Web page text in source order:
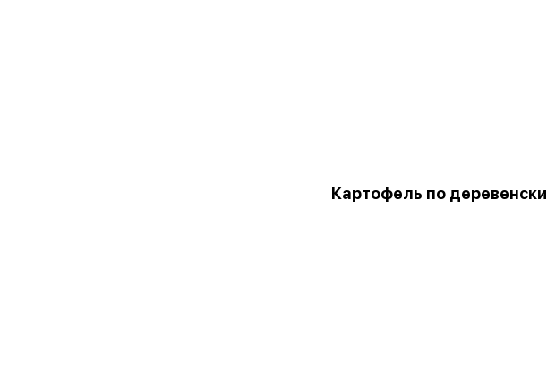
Картофель по деревенски